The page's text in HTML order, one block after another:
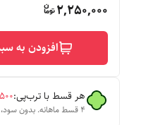
2,250,000
افزودن به
هر قسط با ترب‌پی:
۴ قسط ماهانه. بدون سود، چک و ضامن.